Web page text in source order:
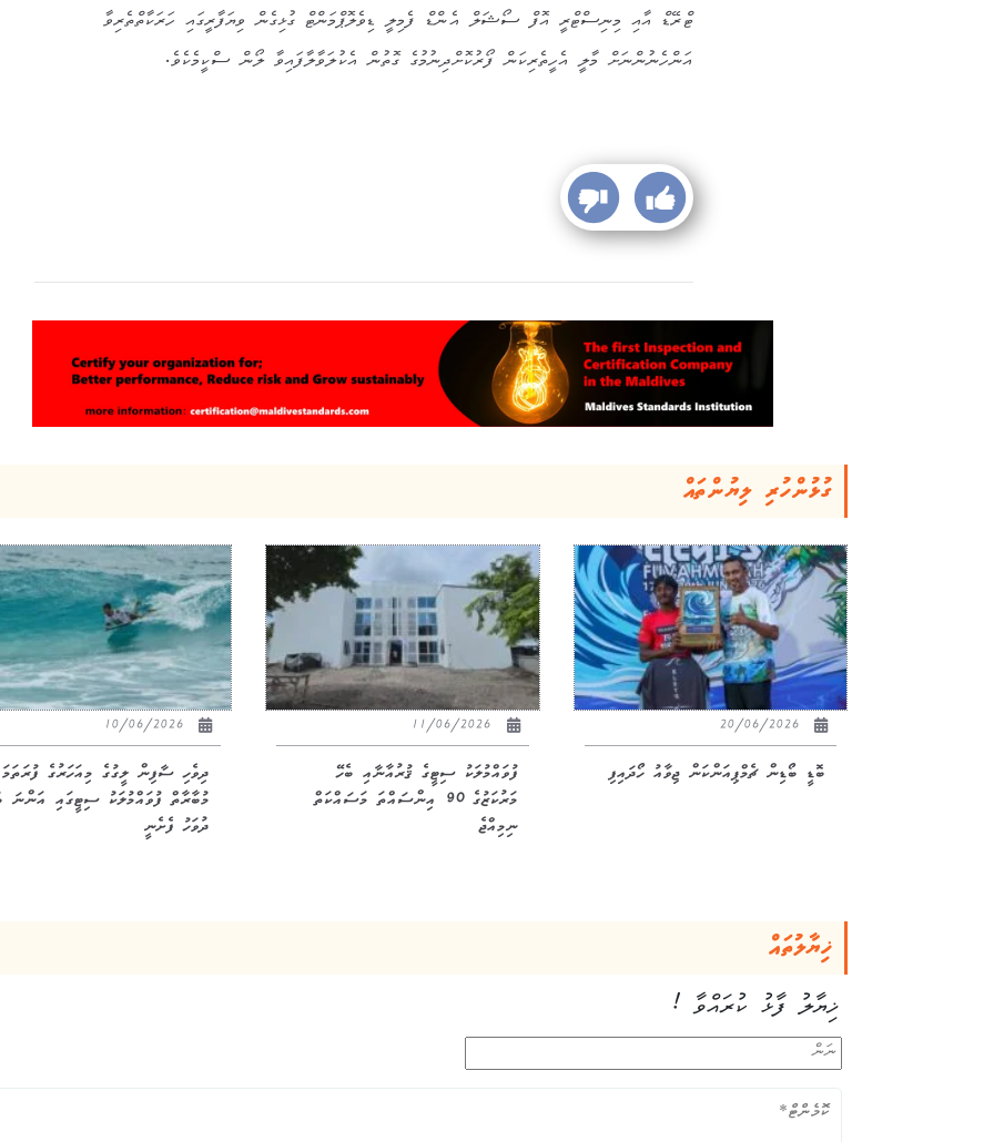
ޓްރޭޑް އާއި މިނިސްޓްރީ އޮފް ސޯޝަލް އެންޑް ފެމިލީ ޑިވެލޮޕްމަންޓް ގުޅިގެން ވިޔަފާރީގައި ހަރަކާތްތެރިވާ
އަންހެނުންނަށް މާލީ އެހީތެރިކަން ފޯރުކޮށްދިނުމުގެ ގޮތުން އެކުލަވާލާފައިވާ ލޯން ސްކީމެކެވެ.
ގުޅުންހުރި ލިޔުންތައް
20/06/2026
ބޮޑީ ބޯޑިން ޗެމްޕިއަންކަން ޖިވާއު ހޯދައިފި
ފުވައްމުލަކު ސިޓީގެ ޤުރުއާނާއި ބެހޭ
މަރުކަޒުގެ 90 އިންސައްތަ މަސައްކަތް
ނިމިއްޖެ
10/06/2026
ދިވެހި ސާފިން ލީގުގެ މިއަހަރުގެ ފުރަތަމަ
މުބާރާތް ފުވައްމުލަކު ސިޓީގައި އަންނަ
ދުވަހު ފެށެނީ
ޚިޔާލުތައް
ޚިޔާލު ފާޅު ކުރައްވާ !